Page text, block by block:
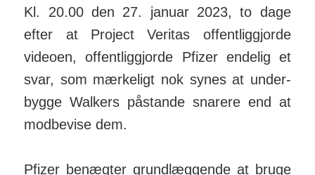
Kl. 20.00 den 27. januar 2023, to dage
efter at Project Veritas offent­lig­gjorde
videoen, offent­lig­gjorde Pfizer endelig et
svar, som mær­keligt nok synes at under­
bygge Wal­kers på­stande snarere end at
mod­bevise dem.
Pfizer benægter grund­læg­gende at bruge